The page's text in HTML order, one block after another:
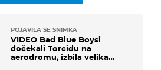
POJAVILA SE SNIMKA
VIDEO Bad Blue Boysi
dočekali Torcidu na
aerodromu, izbila velika